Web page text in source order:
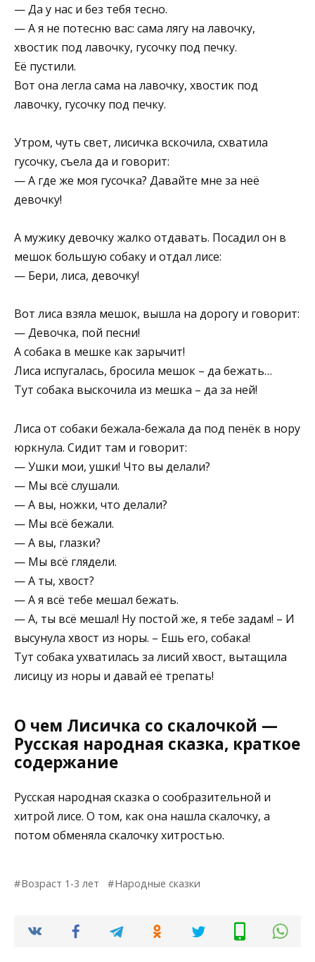
— Да у нас и без тебя тесно.
— А я не потесню вас: сама лягу на лавочку,
хвостик под лавочку, гусочку под печку.
Её пустили.
Вот она легла сама на лавочку, хвостик под
лавочку, гусочку под печку.
Утром, чуть свет, лисичка вскочила, схватила
гусочку, съела да и говорит:
— А где же моя гусочка? Давайте мне за неё
девочку!
А мужику девочку жалко отдавать. Посадил он в
мешок большую собаку и отдал лисе:
— Бери, лиса, девочку!
Вот лиса взяла мешок, вышла на дорогу и говорит:
— Девочка, пой песни!
А собака в мешке как зарычит!
Лиса испугалась, бросила мешок – да бежать…
Тут собака выскочила из мешка – да за ней!
Лиса от собаки бежала-бежала да под пенёк в нору
юркнула. Сидит там и говорит:
— Ушки мои, ушки! Что вы делали?
— Мы всё слушали.
— А вы, ножки, что делали?
— Мы всё бежали.
— А вы, глазки?
— Мы всё глядели.
— А ты, хвост?
— А я всё тебе мешал бежать.
— А, ты всё мешал! Ну постой же, я тебе задам! – И
высунула хвост из норы. – Ешь его, собака!
Тут собака ухватилась за лисий хвост, вытащила
лисицу из норы и давай её трепать!
О чем Лисичка со скалочкой —
Русская народная сказка, краткое
содержание
Русская народная сказка о сообразительной и
хитрой лисе. О том, как она нашла скалочку, а
потом обменяла скалочку хитростью.
Возраст 1-3 лет Народные сказки